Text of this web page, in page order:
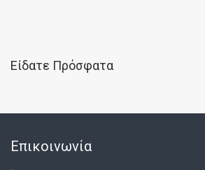
Είδατε Πρόσφατα
Επικοινωνία